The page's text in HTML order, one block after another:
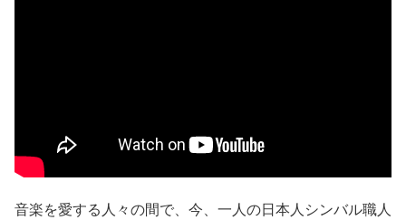
音楽を愛する人々の間で、今、一人の日本人シンバル職人